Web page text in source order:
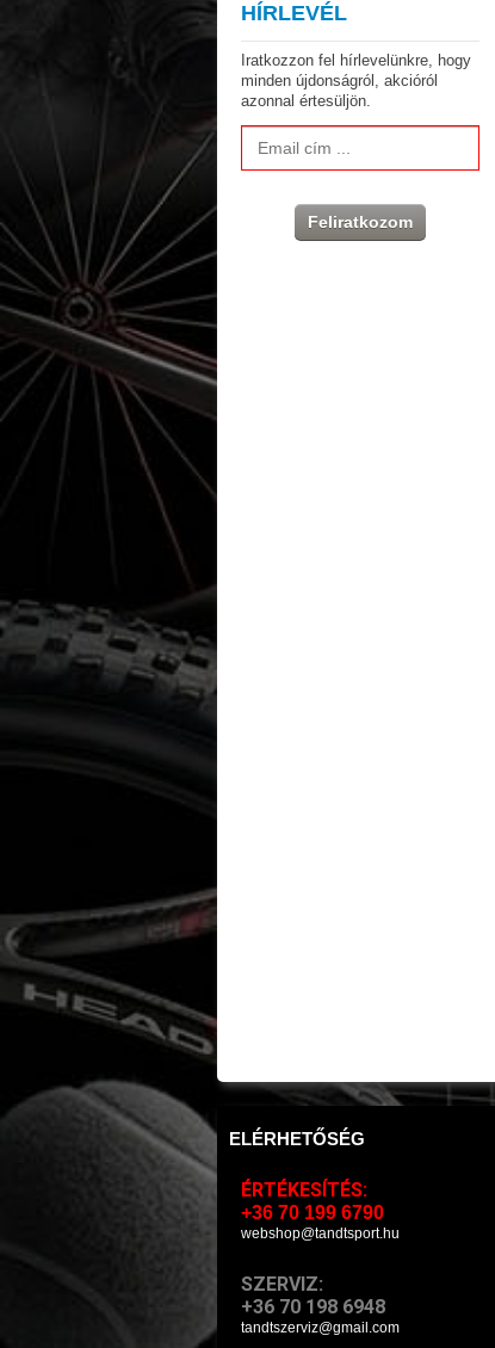
HÍRLEVÉL
Iratkozzon fel hírlevelünkre, hogy
minden újdonságról, akcióról
azonnal értesüljön.
Feliratkozom
ELÉRHETŐSÉG
ÉRTÉKESÍTÉS:
+36 70 199 6790
webshop@tandtsport.hu
SZERVIZ:
+36 70 198 6948
tandtszerviz@gmail.com